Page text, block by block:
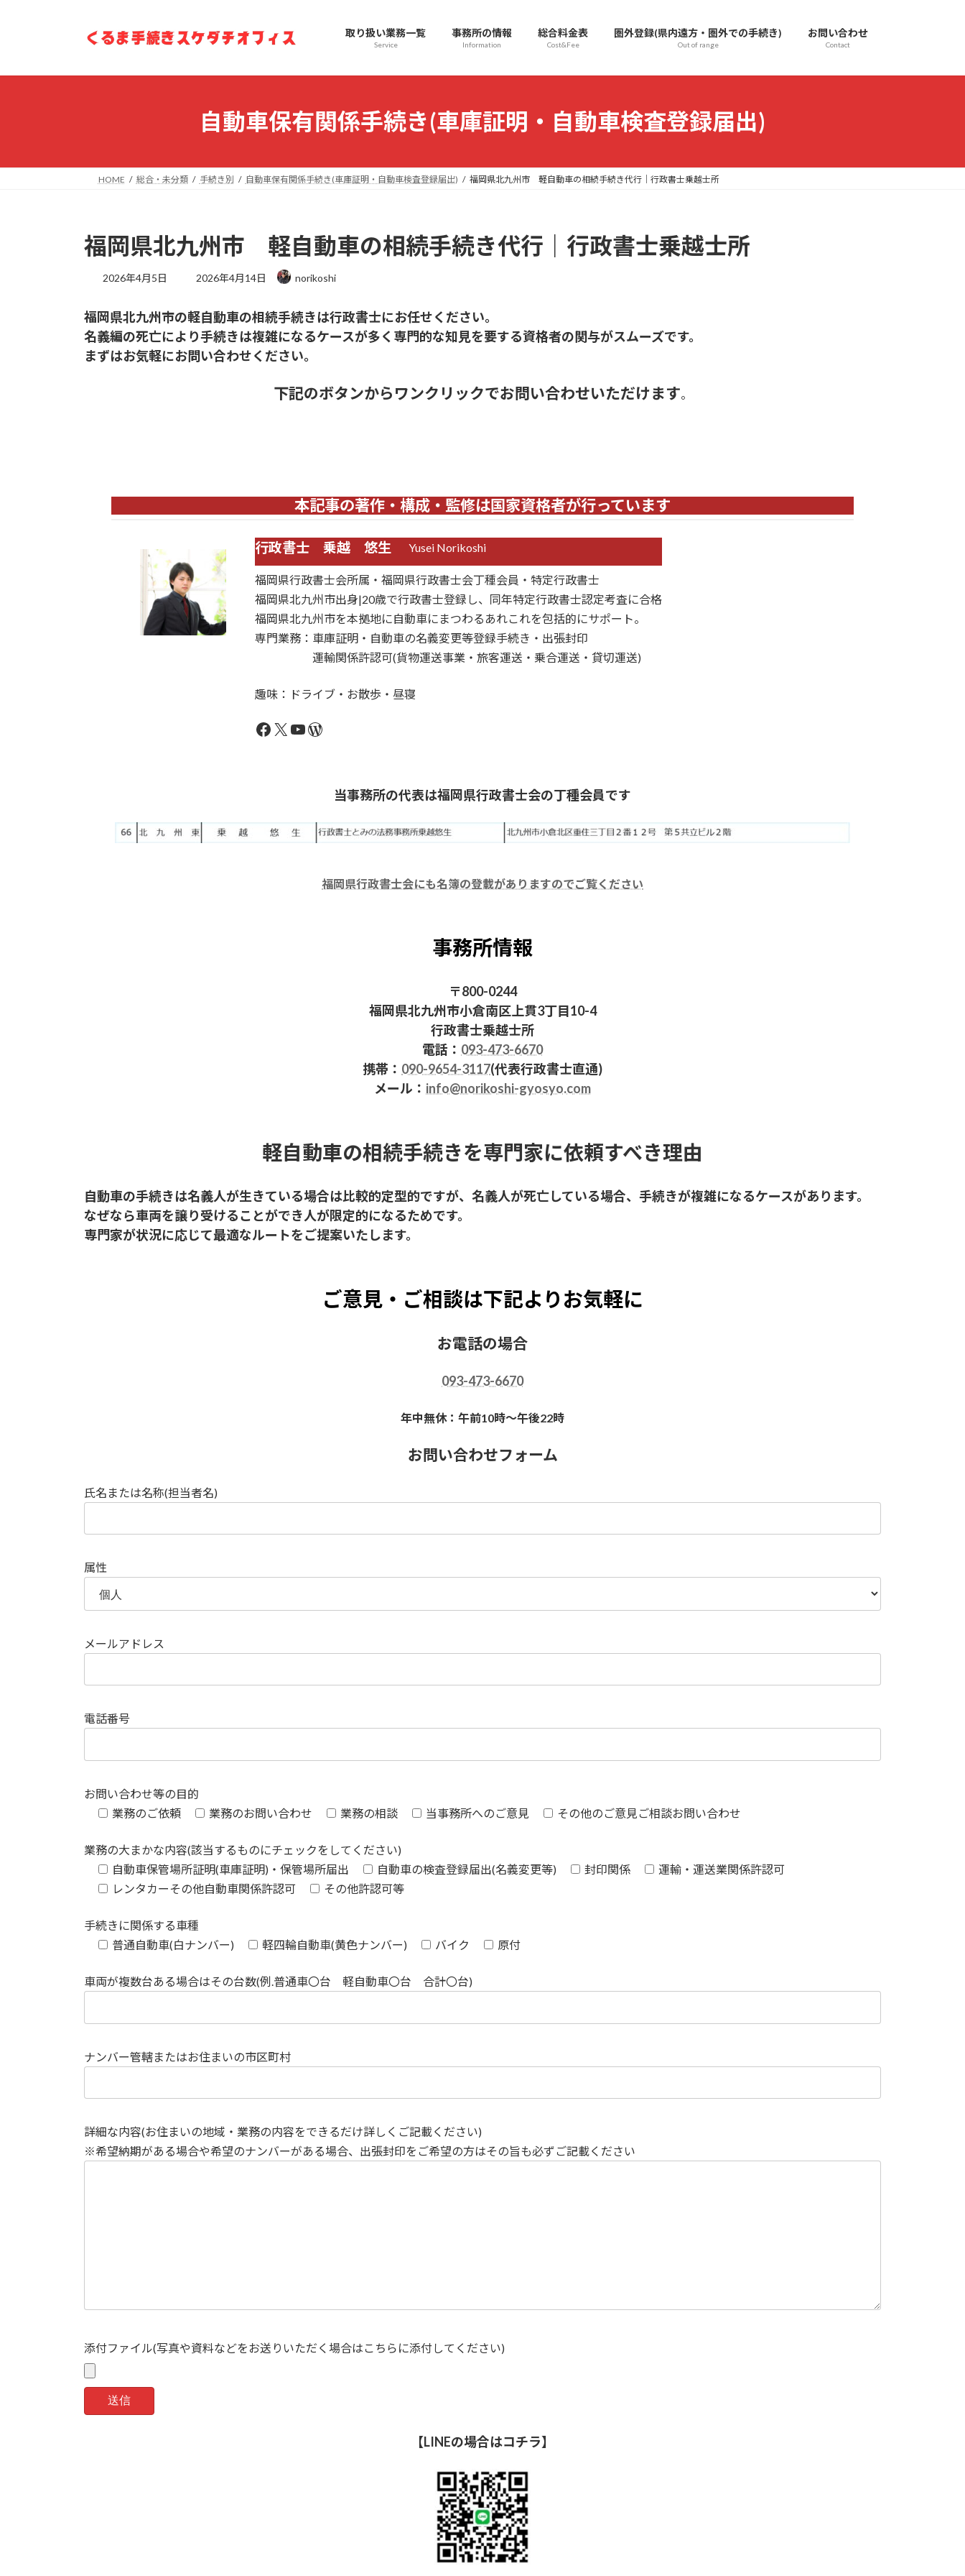
ツ
シ
取り扱い業務一覧
Service
事務所の情報
Information
総合料金表
Cost&Fee
圏外登録(県内遠方・圏外での手続き)
Out of range
お問い合わせ
Contact
自動車保有関係手続き(車庫証明・自動車検査登録届出)
HOME 総合・未分類 手続き別 自動車保有関係手続き(車庫証明・自動車検査登録届出) 福岡県北九州市 軽自動車の相続手続き代行｜行政書士乗越士所
福岡県北九州市 軽自動車の相続手続き代行｜行政書士乗越士所
2026年4月5日
最
新
日
時
:
2026年4月14日 norikoshi
福岡県北九州市の軽自動車の相続手続きは行政書士にお任せください。
名義編の死亡により手続きは複雑になるケースが多く専門的な知見を要する資格者の関与がスムーズです。
まずはお気軽にお問い合わせください。
下記のボタンからワンクリックでお問い合わせいただけます。
本記事の著作・構成・監修は国家資格者が行っています
行政書士 乗越 悠生 Yusei Norikoshi
福岡県行政書士会所属・福岡県行政書士会丁種会員・特定行政書士
福岡県北九州市出身|20歳で行政書士登録し、同年特定行政書士認定考査に合格
福岡県北九州市を本拠地に自動車にまつわるあれこれを包括的にサポート。
専門業務：車庫証明・自動車の名義変更等登録手続き・出張封印
運輸関係許認可(貨物運送事業・旅客運送・乗合運送・貸切運送)
趣味：ドライブ・お散歩・昼寝
Facebook
X YouTube
WordPress
当事務所の代表は福岡県行政書士会の丁種会員です
福岡県行政書士会にも名簿の登載がありますのでご覧ください
事務所情報
〒800-0244
福岡県北九州市小倉南区上貫3丁目10-4
行政書士乗越士所
電話： 093-473-6670
携帯： 090-9654-3117(代表行政書士直通)
メール： info@norikoshi-gyosyo.com
軽自動車の相続手続きを専門家に依頼すべき理由
自動車の手続きは名義人が生きている場合は比較的定型的ですが、名義人が死亡している場合、手続きが複雑になるケースがあります。
なぜなら車両を譲り受けることができ人が限定的になるためです。
専門家が状況に応じて最適なルートをご提案いたします。
ご意見・ご相談は下記よりお気軽に
お電話の場合
093-473-6670
年中無休：午前10時～午後22時
お問い合わせフォーム
氏名または名称(担当者名)
属性
メールアドレス
電話番号
お問い合わせ等の目的
業務のご依頼
業務のお問い合わせ 業務の相談 当事務所へのご意見 その他のご意見ご相談お問い合わせ
業務の大まかな内容(該当するものにチェックをしてください)
自動車保管場所証明(車庫証明)・保管場所届出
自動車の検査登録届出(名義変更等) 封印関係
運輸・運送業関係許認可
レンタカーその他自動車関係許認可
その他許認可等
手続きに関係する車種
普通自動車(白ナンバー)
軽四輪自動車(黄色ナンバー) バイク 原付
車両が複数台ある場合はその台数(例.普通車〇台 軽自動車〇台 合計〇台)
ナンバー管轄またはお住まいの市区町村
詳細な内容(お住まいの地域・業務の内容をできるだけ詳しくご記載ください)
※希望納期がある場合や希望のナンバーがある場合、出張封印をご希望の方はその旨も必ずご記載ください
添付ファイル(写真や資料などをお送りいただく場合はこちらに添付してください)
【LINEの場合はコチラ】